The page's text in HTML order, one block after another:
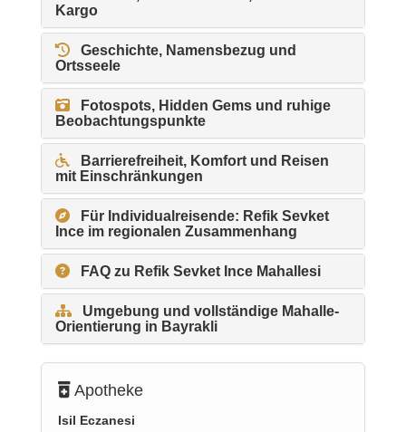
Kargo
Geschichte, Namensbezug und
Ortsseele
Fotospots, Hidden Gems und ruhige
Beobachtungspunkte
Barrierefreiheit, Komfort und Reisen
mit Einschränkungen
Für Individualreisende: Refik Sevket
Ince im regionalen Zusammenhang
FAQ zu Refik Sevket Ince Mahallesi
Umgebung und vollständige Mahalle-
Orientierung in Bayrakli
Apotheke
Isil Eczanesi